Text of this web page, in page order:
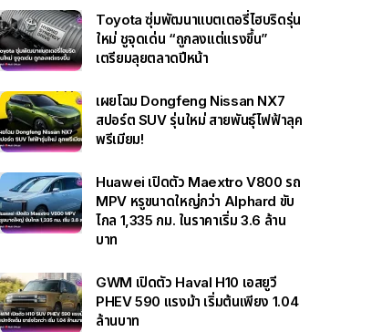
Toyota ซุ่มพัฒนาแบตเตอรี่ไฮบริดรุ่น
ใหม่ ชูจุดเด่น “ถูกลงแต่แรงขึ้น”
เตรียมลุยตลาดปีหน้า
เผยโฉม Dongfeng Nissan NX7
สปอร์ต SUV รุ่นใหม่ สายพันธุ์ไฟฟ้าลุค
พรีเมียม!
Huawei เปิดตัว Maextro V800 รถ
MPV หรูขนาดใหญ่กว่า Alphard ขับ
ไกล 1,335 กม. ในราคาเริ่ม 3.6 ล้าน
บาท
GWM เปิดตัว Haval H10 เอสยูวี
PHEV 590 แรงม้า เริ่มต้นเพียง 1.04
ล้านบาท